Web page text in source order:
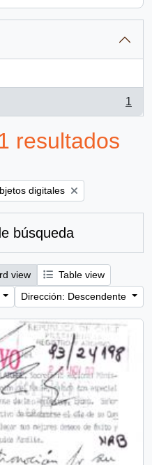
1
resultados
filter:digitales
búsqueda
view
Table view
Dirección: Descendente